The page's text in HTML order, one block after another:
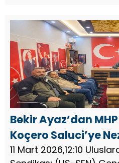
Bekir Ayaz, Türk
yaptığı açıklamada
Bekir Ayaz’dan
Koçero Saluci’ye
11 Mart 2026,12:10 Uluslararası Sporcu